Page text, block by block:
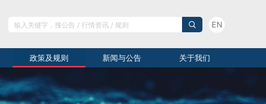
EN
政策及规则 新闻与公告 关于我们